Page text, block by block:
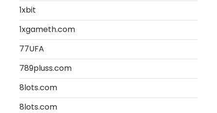
1xbit
1xgameth.com
77UFA
789pluss.com
8lots.com
8lots.com